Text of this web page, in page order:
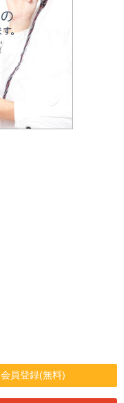
会員登録(無料)